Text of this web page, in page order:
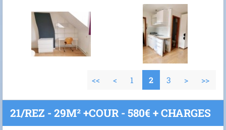
<< < 1 2 3 > >>
21/REZ - 29M² +COUR - 580€ + CHARGES